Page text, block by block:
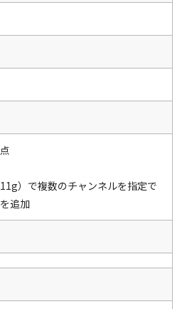
）で複数のチャンネルを指定で
追加